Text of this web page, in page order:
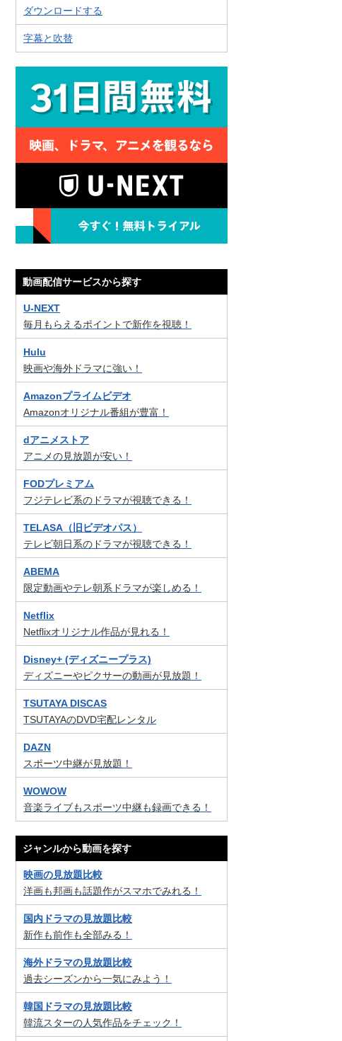
ダウンロードする
字幕と吹替
動画配信サービスから探す
U-NEXT
毎月もらえるポイントで新作を視聴！
Hulu
映画や海外ドラマに強い！
Amazonプライムビデオ
Amazonオリジナル番組が豊富！
dアニメストア
アニメの見放題が安い！
FODプレミアム
フジテレビ系のドラマが視聴できる！
TELASA（旧ビデオパス）
テレビ朝日系のドラマが視聴できる！
ABEMA
限定動画やテレ朝系ドラマが楽しめる！
Netflix
Netflixオリジナル作品が見れる！
Disney+ (ディズニープラス)
ディズニーやピクサーの動画が見放題！
TSUTAYA DISCAS
TSUTAYAのDVD宅配レンタル
DAZN
スポーツ中継が見放題！
WOWOW
音楽ライブもスポーツ中継も録画できる！
ジャンルから動画を探す
映画の見放題比較
洋画も邦画も話題作がスマホでみれる！
国内ドラマの見放題比較
新作も前作も全部みる！
海外ドラマの見放題比較
過去シーズンから一気にみよう！
韓国ドラマの見放題比較
韓流スターの人気作品をチェック！